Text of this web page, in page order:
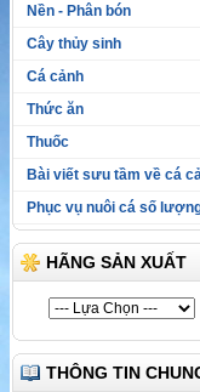
Nền - Phân bón
Cây thủy sinh
Cá cảnh
Thức ăn
Thuốc
Bài viết sưu tầm về cá
Phục vụ nuôi cá số
HÃNG SẢN XUẤT
THÔNG TIN